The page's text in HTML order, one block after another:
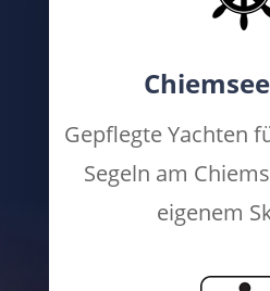
Gepflegte Yachten
Segeln am
eigenem